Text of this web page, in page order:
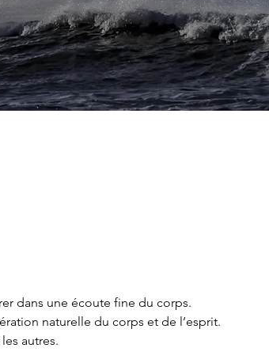
dans une écoute fine du corps.
naturelle du corps et de l’esprit.
autres.